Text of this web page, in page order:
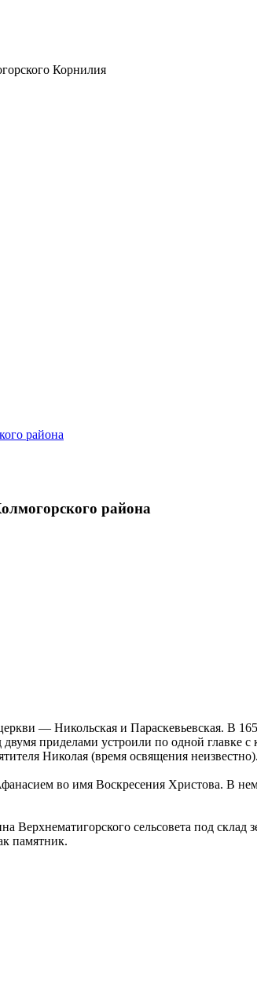
Корнилия
района
— Никольская и Параскевьевская. В
приделами устроили по одной
Николая (время освящения неизвестно).
во имя Воскресения Христова. В
сельсовета под
памятник.